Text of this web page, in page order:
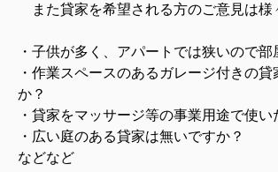
また貸家を希望される方のご意見は様
・子供が多く、アパートでは狭いので部
・作業スペースのあるガレージ付きの貸
か？
・貸家をマッサージ等の事業用途で使い
・広い庭のある貸家は無いですか
などなど